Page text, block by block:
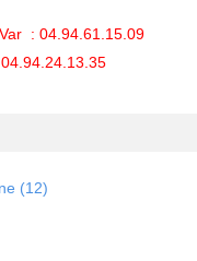
(12)
: 04.94.61.15.09